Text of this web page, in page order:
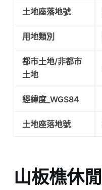
土地座落地號
用地類別
都市土地/非都市
土地
經緯度_WGS84
土地座落地號
山板樵休